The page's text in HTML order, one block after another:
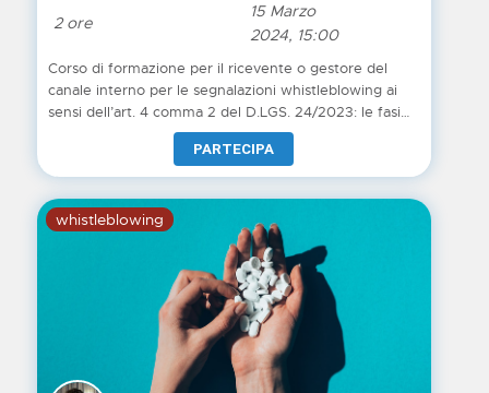
2 ore
15 Marzo
2024, 15:00
Corso di formazione per il ricevente o gestore del
canale interno per le segnalazioni whistleblowing ai
sensi dell’art. 4 comma 2 del D.LGS. 24/2023: le fasi
dell'iniziativa preliminare di esame, la fase istruttoria, le
indagini, la fase decisoria, riscontro e comunicazione
degli esiti
PARTECIPA
whistleblowing